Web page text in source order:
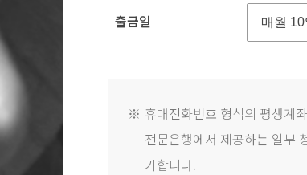
출금일
※ 휴대전화번호 형식의 평생계
전문은행에서 제공하는 일부
가합니다.